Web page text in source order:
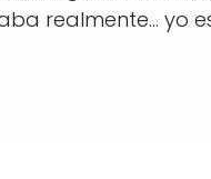
realmente… yo